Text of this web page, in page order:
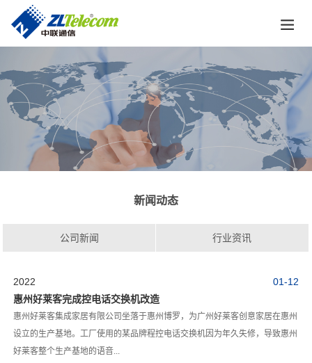
新闻动态
公司新闻 行业资讯
01-12
2022
惠州好莱客完成控电话交换机改造
惠州好莱客集成家居有限公司坐落于惠州博罗，为广州好莱客创意家居在惠州
设立的生产基地。工厂使用的某品牌程控电话交换机因为年久失修，导致惠州
好莱客整个生产基地的语音...